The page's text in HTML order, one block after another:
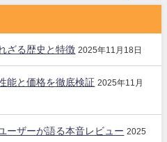
ざる歴史と特徴 2025年11月18日
能と価格を徹底検証 2025年11月
ーザーが語る本音レビュー 2025